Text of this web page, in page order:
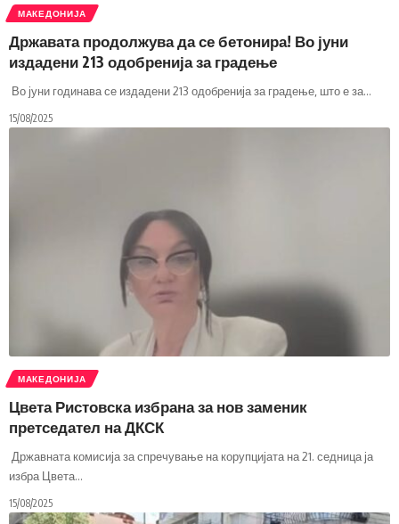
МАКЕДОНИЈА
Државата продолжува да се бетонира! Во јуни
издадени 213 одобренија за градење
Во јуни годинава се издадени 213 одобренија за градење, што е за…
15/08/2025
МАКЕДОНИЈА
Цвета Ристовска избрана за нов заменик
претседател на ДКСК
Државната комисија за спречување на корупцијата на 21. седница ја
избра Цвета…
15/08/2025